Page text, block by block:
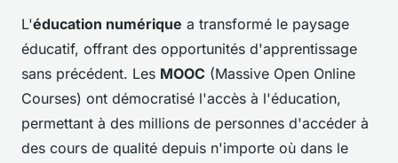
L'éducation numérique a transformé le paysage
éducatif, offrant des opportunités d'apprentissage
sans précédent. Les MOOC (Massive Open Online
Courses) ont démocratisé l'accès à l'éducation,
permettant à des millions de personnes d'accéder à
des cours de qualité depuis n'importe où dans le